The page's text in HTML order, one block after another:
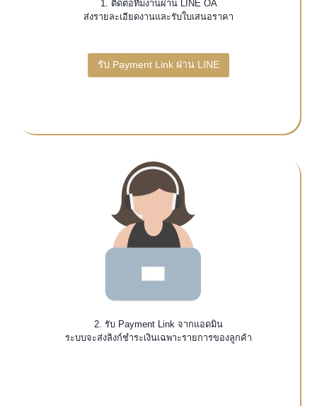
1. ติดต่อทีมงานผ่าน LINE OA
ส่งรายละเอียดงานและรับใบเสนอราคา
รับ Payment Link ผ่าน LINE
2. รับ Payment Link จากแอดมิน
ระบบจะส่งลิงก์ชำระเงินเฉพาะรายการของลูกค้า